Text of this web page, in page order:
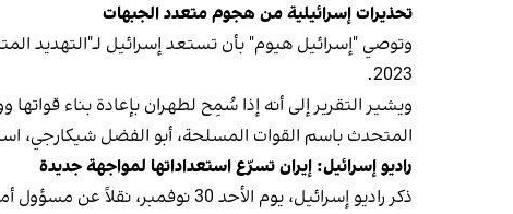
تحذيرات إسرائيلية من هجوم متعدد الجبهات
2023.
ويشير التقرير إلى أنه إذا سُمِح لطهران بإعادة بناء
المتحدث باسم القوات المسلحة، أبو الفضل شيكارجي،
راديو إسرائيل: إيران تسرّع استعداداتها لمواجهة جديدة
ذكر راديو إسرائيل، يوم الأحد 30 نوفمبر، نقلاً عن مسؤول أمني، أن إيران سرّعت استعداداتها؛ تحسبًا لمواجهة جديدة مع إسرائيل.